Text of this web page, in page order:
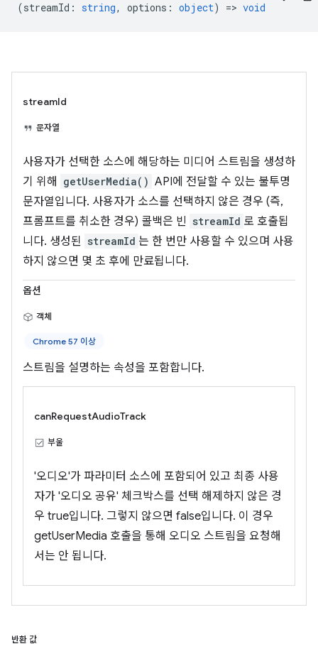
(streamId : string, options : object) => void
streamId
문자열
사용자가 선택한 소스에 해당하는 미디어 스트림을 생성하
기 위해
getUserMedia() API에 전달할 수 있는 불투명
문자열입니다. 사용자가 소스를 선택하지 않은 경우 (즉,
프롬프트를 취소한 경우) 콜백은 빈 streamId 로 호출됩
니다. 생성된 streamId 는 한 번만 사용할 수 있으며 사용
하지 않으면 몇 초 후에 만료됩니다.
옵션
객체
Chrome 57 이상
스트림을 설명하는 속성을 포함합니다.
canRequestAudioTrack
부울
'오디오'가 파라미터 소스에 포함되어 있고 최종 사용
자가 '오디오 공유' 체크박스를 선택 해제하지 않은 경
우 true입니다. 그렇지 않으면 false입니다. 이 경우
getUserMedia 호출을 통해 오디오 스트림을 요청해
서는 안 됩니다.
반환 값